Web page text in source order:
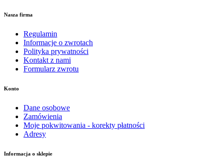
Nasza firma
Regulamin
Informacje o zwrotach
Polityka prywatności
Kontakt z nami
Formularz zwrotu
Konto
Dane osobowe
Zamówienia
Moje pokwitowania - korekty płatności
Adresy
Informacja o sklepie